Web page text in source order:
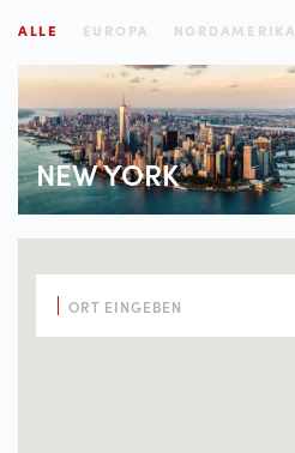
ALLE EUROPA NORDAMERIKA
NEW YORK